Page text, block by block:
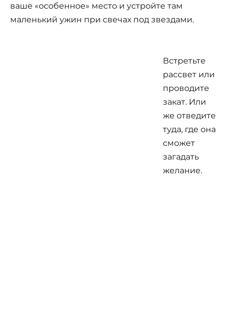
ваше «особенное» место и устройте там
маленький ужин при свечах под звездами.
Встретьте
рассвет или
проводите
закат. Или
же отведите
туда, где она
сможет
загадать
желание.